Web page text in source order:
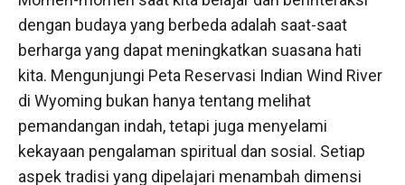
dengan budaya yang berbeda adalah saat-saat
berharga yang dapat meningkatkan suasana hati
kita. Mengunjungi Peta Reservasi Indian Wind River
di Wyoming bukan hanya tentang melihat
pemandangan indah, tetapi juga menyelami
kekayaan pengalaman spiritual dan sosial. Setiap
aspek tradisi yang dipelajari menambah dimensi